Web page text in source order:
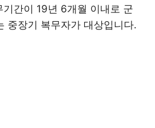
기간이 19년 6개월 이내로 군
중장기 복무자가 대상입니다.